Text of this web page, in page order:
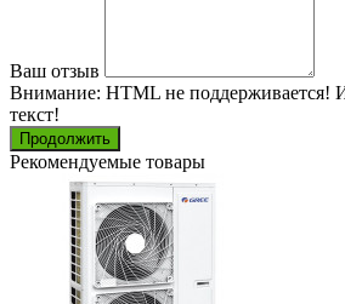
Ваш отзыв
Внимание: HTML не поддерживается!
текст!
Продолжить
Рекомендуемые товары